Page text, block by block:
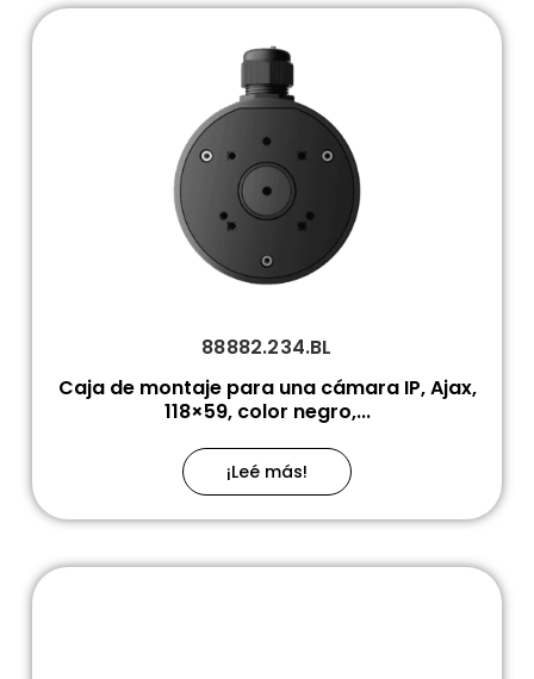
88882.234.BL
Caja de montaje para una cámara IP, Ajax,
118×59, color negro,...
¡Leé más!